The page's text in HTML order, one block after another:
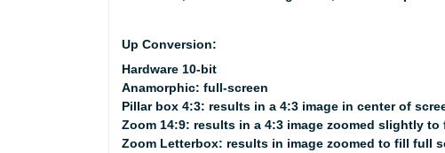
Up Conversion:
Hardware 10-bit
Anamorphic: full-screen
Pillar box 4:3: results in a 4:3 image in center of
Zoom 14:9: results in a 4:3 image zoomed slightly
Zoom Letterbox: results in image zoomed to fill full